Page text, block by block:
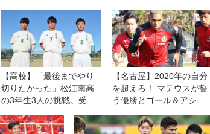
回ってくる」
【高校】「最後までやり
切りたかった」松江南高
の3年生3人の挑戦。受験
ハイ予選の雪辱を
【名古屋】2020年の自分
を超えろ！ マテウスが誓
う優勝とゴール＆アシス